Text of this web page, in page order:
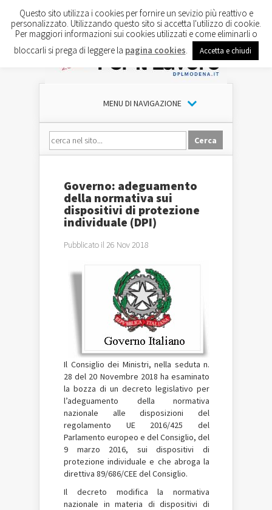
MENU DI NAVIGAZIONE
Governo: adeguamento
della normativa sui
dispositivi di protezione
individuale (DPI)
Pubblicato il 26 Nov 2018
Il Consiglio dei Ministri, nella seduta n.
28 del 20 Novembre 2018 ha esaminato
la bozza di un decreto legislativo per
l’adeguamento della normativa
nazionale alle disposizioni del
regolamento UE 2016/425 del
Parlamento europeo e del Consiglio, del
9 marzo 2016, sui dispositivi di
protezione individuale e che abroga la
direttiva 89/686/CEE del Consiglio.
Il decreto modifica la normativa
nazionale in materia di dispositivi di
Questo sito utilizza i cookies per fornire un sevizio più reattivo e
personalizzato. Utilizzando questo sito si accetta l'utilizzo di cookie.
Per maggiori informazioni sui cookies utilizzati e come eliminarli o
bloccarli si prega di leggere la pagina cookies Accetta e chiudi